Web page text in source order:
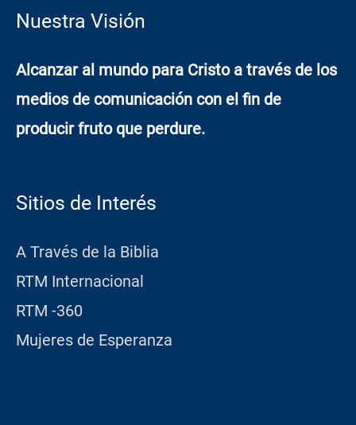
Nuestra Visión
Alcanzar al mundo para Cristo a través de los
medios de comunicación con el fin de
producir fruto que perdure.
Sitios de Interés
A Través de la Biblia
RTM Internacional
RTM -360
Mujeres de Esperanza